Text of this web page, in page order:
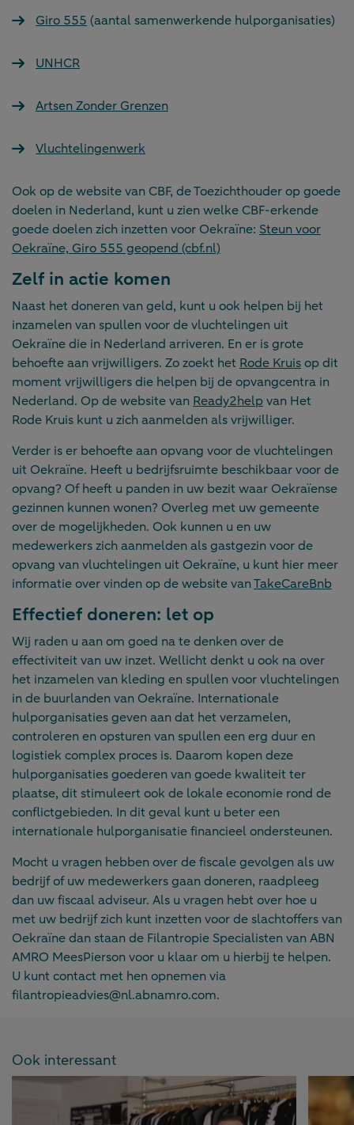
Giro 555(aantal samenwerkende hulporganisaties)
UNHCR
Artsen Zonder Grenzen
Vluchtelingenwerk
Ook op de website van CBF, de Toezichthouder op goede
doelen in Nederland, kunt u zien welke CBF-erkende
goede doelen zich inzetten voor Oekraïne: Steun voor
Oekraïne, Giro 555 geopend (cbf.nl)
Zelf in actie komen
Naast het doneren van geld, kunt u ook helpen bij het
inzamelen van spullen voor de vluchtelingen uit
Oekraïne die in Nederland arriveren. En er is grote
behoefte aan vrijwilligers. Zo zoekt het Rode Kruisop dit
moment vrijwilligers die helpen bij de opvangcentra in
Nederland. Op de website vanReady2helpvan Het
Rode Kruis kunt u zich aanmelden als vrijwilliger.
Verder is er behoefte aan opvang voor de vluchtelingen
uit Oekraïne. Heeft u bedrijfsruimte beschikbaar voor de
opvang? Of heeft u panden in uw bezit waar Oekraïense
gezinnen kunnen wonen? Overleg met uw gemeente
over de mogelijkheden. Ook kunnen u en uw
medewerkers zich aanmelden als gastgezin voor de
opvang van vluchtelingen uit Oekraïne, u kunt hier meer
informatie over vinden op de website vanTakeCareBnb
Effectief doneren: let op
Wij raden u aan om goed na te denken over de
effectiviteit van uw inzet. Wellicht denkt u ook na over
het inzamelen van kleding en spullen voor vluchtelingen
in de buurlanden van Oekraïne. Internationale
hulporganisaties geven aan dat het verzamelen,
controleren en opsturen van spullen een erg duur en
logistiek complex proces is. Daarom kopen deze
hulporganisaties goederen van goede kwaliteit ter
plaatse, dit stimuleert ook de lokale economie rond de
conflictgebieden. In dit geval kunt u beter een
internationale hulporganisatie financieel ondersteunen.
Mocht u vragen hebben over de fiscale gevolgen als uw
bedrijf of uw medewerkers gaan doneren, raadpleeg
dan uw fiscaal adviseur. Als u vragen hebt over hoe u
met uw bedrijf zich kunt inzetten voor de slachtoffers van
Oekraïne dan staan de Filantropie Specialisten van ABN
AMRO MeesPierson voor u klaar om u hierbij te helpen.
U kunt contact met hen opnemen via
filantropieadvies@nl.abnamro.com.
Ook interessant